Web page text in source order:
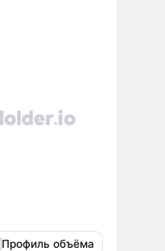
Профиль объёма